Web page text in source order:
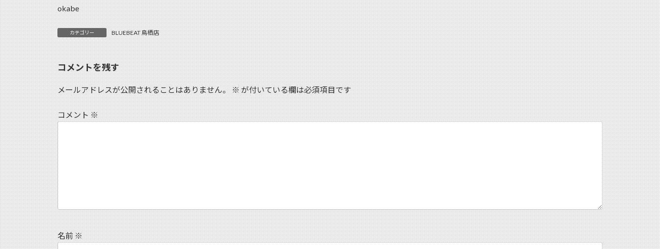
okabe
カテゴリー BLUEBEAT 鳥栖店
コメントを残す
メールアドレスが公開されることはありません。※が付いている欄は必須項目です
コメント※
名前※